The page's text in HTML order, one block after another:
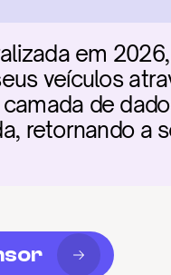
em 2026,
veículos
de
retornando a